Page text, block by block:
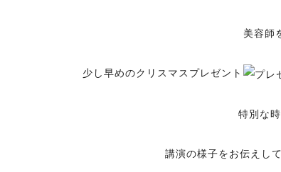
美容師
少し早めのクリスマスプレゼント
特別な
講演の様子をお伝えし